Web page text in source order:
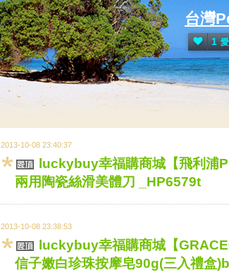
台灣
1
2013-10-08 23:40:37
luckybuy幸福購商城【飛利浦
兩用陶瓷絲滑美體刀 _HP6579t
2013-10-08 23:38:53
luckybuy幸福購商城【
信子嫩白珍珠按摩皂90g(三入禮盒)b